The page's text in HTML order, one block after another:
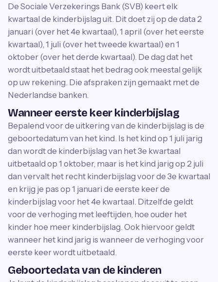
De Sociale Verzekerings Bank (SVB) keert elk
kwartaal de kinderbijslag uit. Dit doet zij op de data 2
januari (over het 4e kwartaal), 1 april (over het eerste
kwartaal), 1 juli (over het tweede kwartaal) en 1
oktober (over het derde kwartaal). De dag dat het
wordt uitbetaald staat het bedrag ook meestal gelijk
op uw rekening. Die afspraken zijn gemaakt met de
Nederlandse banken.
Wanneer eerste keer kinderbijslag
Bepalend voor de uitkering van de kinderbijslag is de
geboortedatum van het kind. Is het kind op 1 juli jarig
dan wordt de kinderbijslag van het 3e kwartaal
uitbetaald op 1 oktober, maar is het kind jarig op 2 juli
dan vervalt het recht kinderbijslag voor de 3e kwartaal
en krijg je pas op 1 januari de eerste keer de
kinderbijslag voor het 4e kwartaal. Ditzelfde geldt
voor de verhoging met leeftijden, hoe ouder het
kinder hoe meer kinderbijslag. Ook hiervoor geldt
wanneer het kind jarig is wanneer de verhoging voor
eerste keer wordt uitbetaald.
Geboortedata van de kinderen